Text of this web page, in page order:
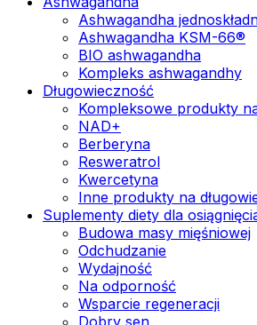
Ashwagandha
Ashwagandha KSM-66®
BIO ashwagandha
Kompleks ashwagandhy
Długowieczność
Kompleksowe produkty
NAD+
Berberyna
Resweratrol
Kwercetyna
Inne produkty na
Suplementy diety dla
Budowa masy mięśniowej
Odchudzanie
Wydajność
Na odporność
Wsparcie regeneracji
Dobry sen